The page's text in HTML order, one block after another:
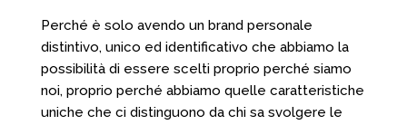
Perché è solo avendo un brand personale
distintivo, unico ed identificativo che abbiamo la
possibilità di essere scelti proprio perché siamo
noi, proprio perché abbiamo quelle caratteristiche
uniche che ci distinguono da chi sa svolgere le